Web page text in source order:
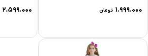
۱.۹۹۹.۰۰۰ تومان ۲.۵۹۹.۰۰۰